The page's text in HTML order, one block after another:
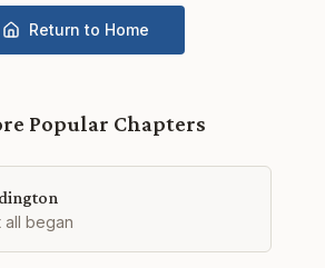
Return to Home
Popular Chapters
all began